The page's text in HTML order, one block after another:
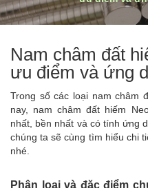
Nam châm đất
ưu điểm và ứng
Trong số các loại nam châm
nay, nam châm đất hiếm
nhất, bền nhất và có tính ứng
chúng ta sẽ cùng tìm hiểu chi
nhé.
Phân loại và đặc điểm